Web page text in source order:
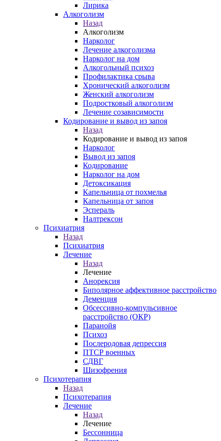
Лирика
Алкоголизм
Назад
Алкоголизм
Нарколог
Лечение алкоголизма
Нарколог на дом
Алкогольный психоз
Профилактика срыва
Хронический алкоголизм
Женский алкоголизм
Подростковый алкоголизм
Лечение созависимости
Кодирование и вывод из запоя
Назад
Кодирование и вывод из запоя
Нарколог
Вывод из запоя
Кодирование
Нарколог на дом
Детоксикация
Капельница от похмелья
Капельница от запоя
Эспераль
Налтрексон
Психиатрия
Назад
Психиатрия
Лечение
Назад
Лечение
Анорексия
Биполярное аффективное расстройство
Деменция
Обсессивно-компульсивное
расстройство (ОКР)
Паранойя
Психоз
Послеродовая депрессия
ПТСР военных
СДВГ
Шизофрения
Психотерапия
Назад
Психотерапия
Лечение
Назад
Лечение
Бессонница